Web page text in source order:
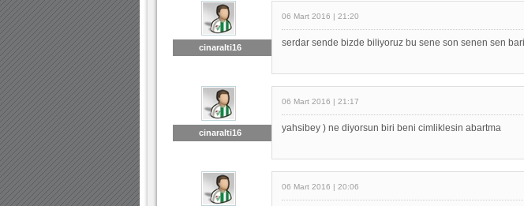
cinaralti16
06 Mart 2016 | 21:20
serdar sende bizde biliyoruz bu sene son senen sen
cinaralti16
06 Mart 2016 | 21:17
yahsibey ) ne diyorsun biri beni cimliklesin abartma
06 Mart 2016 | 20:06